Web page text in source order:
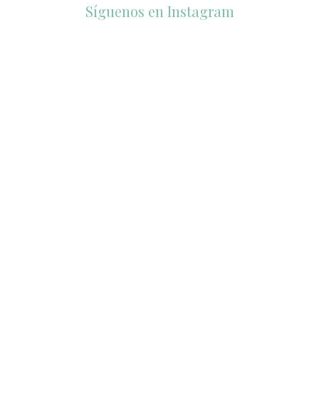
Síguenos en Instagram